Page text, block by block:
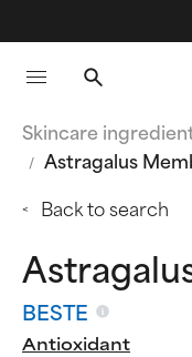
Skincare
Astragalus
Back to search
BESTE
Antioxidant